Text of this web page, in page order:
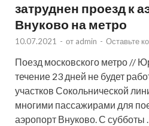
затруднен проезд к
Внуково на метро
10.07.2021 - от admin - Оставьте
Поезд московского метро //
течение 23 дней не будет
участков Сокольнической
многими пассажирами для
аэропорт Внуково. С субботы